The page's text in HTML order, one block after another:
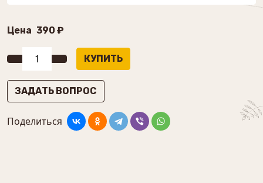
Цена 390 ₽
ЗАДАТЬ ВОПРОС
Поделиться